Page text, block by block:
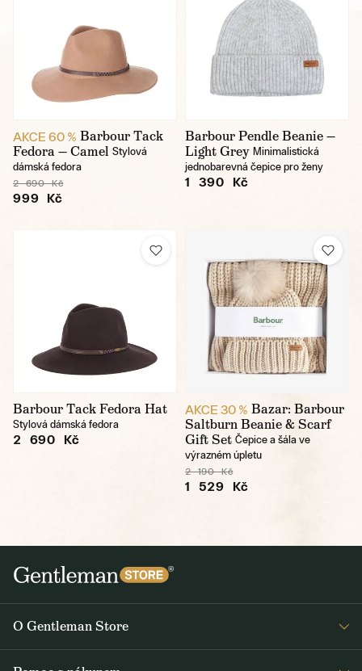
AKCE 60 % Barbour Tack
Fedora — Camel Stylová
dámská fedora
2 690 Kč
999 Kč
Barbour Pendle Beanie —
Light Grey Minimalistická
jednobarevná čepice pro ženy
1 390 Kč
Barbour Tack Fedora Hat
Stylová dámská fedora
2 690 Kč
AKCE 30 % Bazar: Barbour
Saltburn Beanie & Scarf
Gift Set Čepice a šála ve
výrazném úpletu
2 190 Kč
1 529 Kč
O Gentleman Store